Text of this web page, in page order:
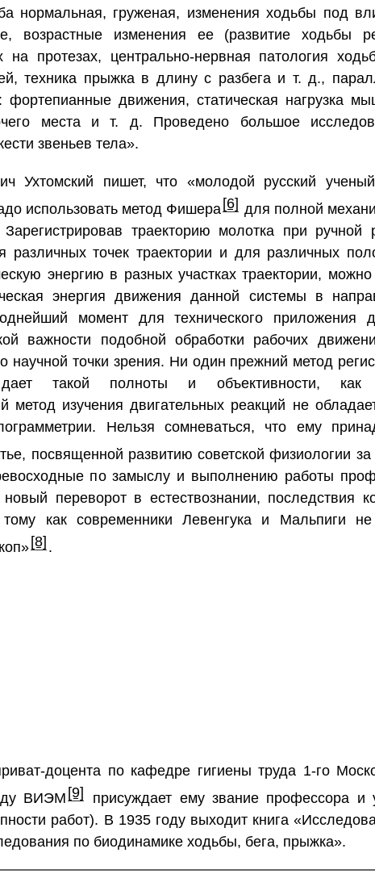
нормальная, груженая, изменения ходьбы под
возрастные изменения ее (развитие ходьбы
на протезах, центрально-нервная патология
техника прыжка в длину с разбега и т. д.,
фортепианные движения, статическая нагрузка
места и т. д. Проведено большое
звеньев тела».
Ухтомский пишет, что «молодой русский
использовать метод Фишера [6] для полной
траекторию молотка при ручной
точек траектории и для различных
энергию в разных участках траектории, можно
энергия движения данной системы в
момент для технического приложения
важности подобной обработки рабочих
научной точки зрения. Ни один прежний метод
такой полноты и объективности, как
изучения двигательных реакций не
Нельзя сомневаться, что ему
посвященной развитию советской физиологии за
по замыслу и выполнению работы
переворот в естествознании, последствия
как современники Левенгука и Мальпиги
[8] .
доцента по кафедре гигиены труда 1‐го
ВИЭМ [9]
присуждает ему звание профессора и
работ). В 1935 году выходит книга
по биодинамике ходьбы, бега, прыжка».